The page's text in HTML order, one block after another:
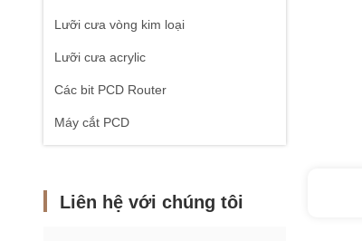
Lưỡi cưa vòng kim loại
Lưỡi cưa acrylic
Các bit PCD Router
Máy cắt PCD
Liên hệ với chúng tôi